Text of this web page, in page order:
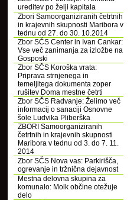
ureditev po želji kapitala
Zbori Samoorganiziranih četrtnih
in krajevnih skupnosti Maribora v
tednu od 27. do 30. 10.2014
Zbor SČS Center in Ivan Cankar:
Vse več zanimanja za izložbe na
Gosposki
Zbor SČS Koroška vrata:
Priprava strnjenega in
temeljitega dokumenta zoper
rušitev Doma mestne četrti
Zbor SČS Radvanje: Želimo več
informacij o sanaciji Osnovne
šole Ludvika Pliberška
ZBORI Samoorganiziranih
četrtnih in krajevnih skupnosti
Maribora v tednu od 3. do 7. 11.
2014
Zbor SČS Nova vas: Parkirišča,
ogrevanje in tržnična dejavnost
Mestna delovna skupina za
komunalo: Molk občine otežuje
delo